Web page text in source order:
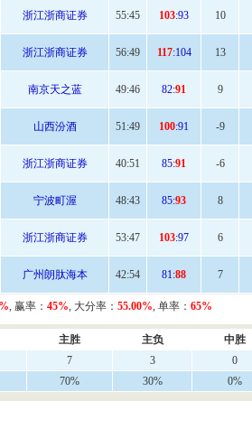
浙江浙商证券 55:45 103:93 10
浙江浙商证券 56:49 117:104 13
南京天之蓝 49:46 82:91 9
山西汾酒 51:49 100:91 -9
浙江浙商证券 40:51 85:91 -6
宁波町渥 48:43 85:93 8
浙江浙商证券 53:47 103:97 6
广州朗肽海本 42:54 81:88 7
, 赢率： 45%, 大分率： 55.00%, 单率： 65%
主胜 主负
中胜
7 3
0
70% 30% 0%